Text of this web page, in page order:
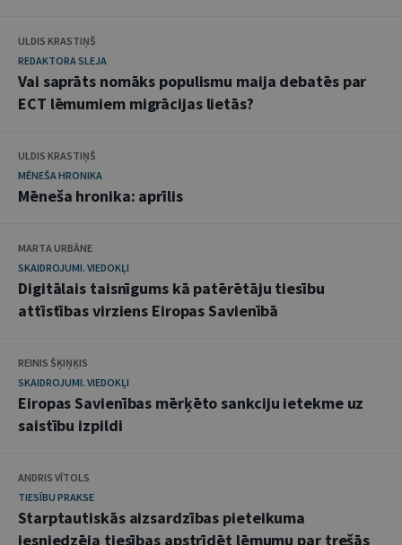
ULDIS KRASTIŅŠ
REDAKTORA SLEJA
Vai saprāts nomāks populismu maija debatēs par
ECT lēmumiem migrācijas lietās?
ULDIS KRASTIŅŠ
MĒNEŠA HRONIKA
Mēneša hronika: aprīlis
MARTA URBĀNE
SKAIDROJUMI. VIEDOKĻI
Digitālais taisnīgums kā patērētāju tiesību
attīstības virziens Eiropas Savienībā
REINIS ŠĶIŅĶIS
SKAIDROJUMI. VIEDOKĻI
Eiropas Savienības mērķēto sankciju ietekme uz
saistību izpildi
ANDRIS VĪTOLS
TIESĪBU PRAKSE
Starptautiskās aizsardzības pieteikuma
iesniedzēja tiesības apstrīdēt lēmumu par trešās